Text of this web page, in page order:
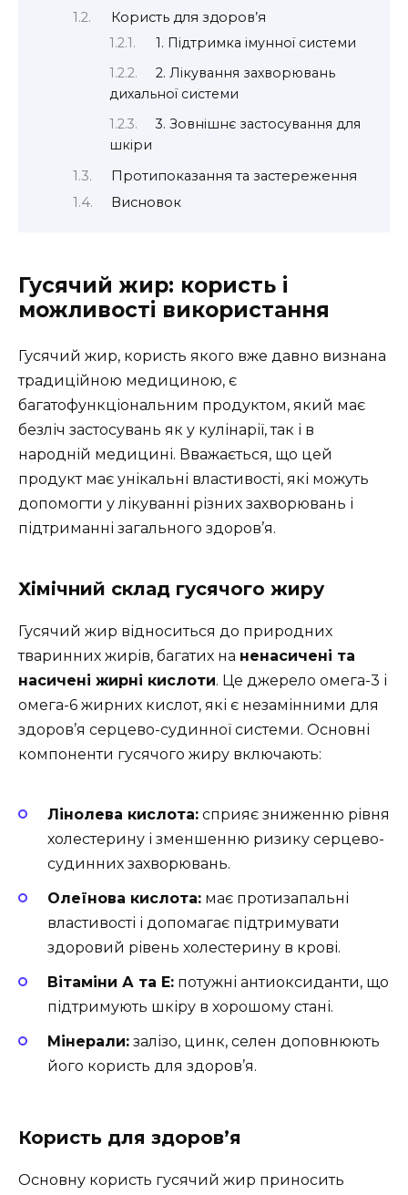
Користь для здоров’я
1. Підтримка імунної системи
2. Лікування захворювань
дихальної системи
3. Зовнішнє застосування для
шкіри
Протипоказання та застереження
Висновок
Гусячий жир: користь і
можливості використання
Гусячий жир, користь якого вже давно визнана
традиційною медициною, є
багатофункціональним продуктом, який має
безліч застосувань як у кулінарії, так і в
народній медицині. Вважається, що цей
продукт має унікальні властивості, які можуть
допомогти у лікуванні різних захворювань і
підтриманні загального здоров’я.
Хімічний склад гусячого жиру
Гусячий жир відноситься до природних
тваринних жирів, багатих на ненасичені та
насичені жирні кислоти. Це джерело омега-3 і
омега-6 жирних кислот, які є незамінними для
здоров’я серцево-судинної системи. Основні
компоненти гусячого жиру включають:
Лінолева кислота: сприяє зниженню рівня
холестерину і зменшенню ризику серцево-
судинних захворювань.
Олеїнова кислота: має протизапальні
властивості і допомагає підтримувати
здоровий рівень холестерину в крові.
Вітаміни А та Е: потужні антиоксиданти, що
підтримують шкіру в хорошому стані.
Мінерали: залізо, цинк, селен доповнюють
його користь для здоров’я.
Користь для здоров’я
Основну користь гусячий жир приносить